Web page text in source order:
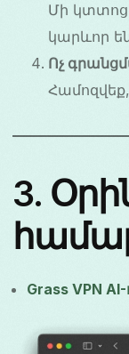
Մի
կարևոր
Ոչ
3.
Grass VPN